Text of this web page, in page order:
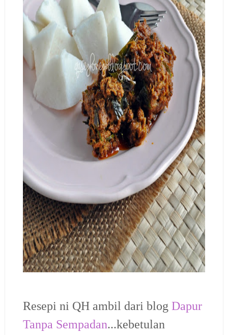
Resepi ni QH ambil dari blog Dapur
Tanpa Sempadan...kebetulan